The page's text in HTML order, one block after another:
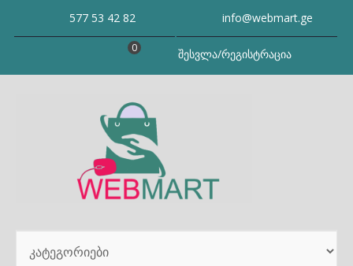
577 53 42 82 info@webmart.ge
შესვლა/რეგისტრაცია
0
SEARCH